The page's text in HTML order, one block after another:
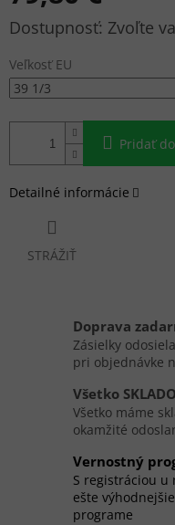
Jednotková
Zvoľte
Veľkosť EU
Pridať
Detailné informácie
STRÁŽIŤ
Doprava
Zásielky
pri objednávke
Všetko
Všetko máme
okamžité
Vernostný
S registráciou u
ešte
programe